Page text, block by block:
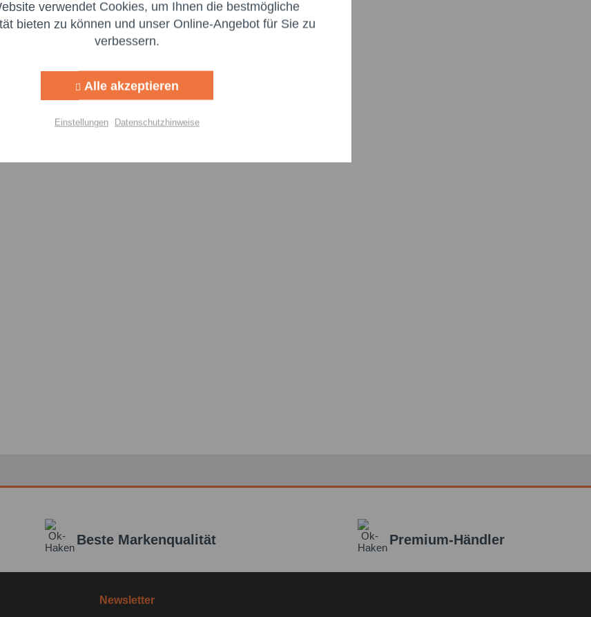
Beste Markenqualität Premium-Händler
Newsletter
Aktiv
verwendet Cookies, um Ihnen die bestmögliche
bieten zu können und unser Online-Angebot für Sie zu
verbessern.
Alle akzeptieren
Einstellungen Datenschutzhinweise